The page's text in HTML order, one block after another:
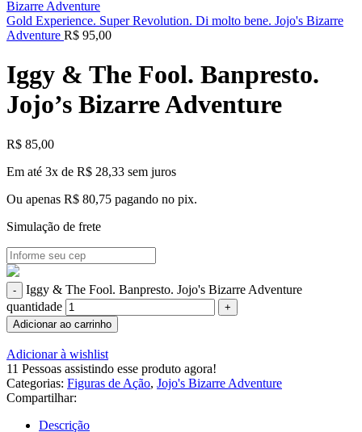
Gold Experience. Super Revolution. Di molto bene. Jojo's Bizarre
Adventure R$ 95,00
Iggy & The Fool. Banpresto.
Jojo’s Bizarre Adventure
R$ 85,00
Em até 3x de R$ 28,33 sem juros
Ou apenas R$ 80,75 pagando no pix.
Simulação de frete
Iggy & The Fool. Banpresto. Jojo's Bizarre Adventure
quantidade
Adicionar ao carrinho
Adicionar à wishlist
11 Pessoas assistindo esse produto agora!
Categorias: Figuras de Ação, Jojo's Bizarre Adventure
Compartilhar:
Descrição